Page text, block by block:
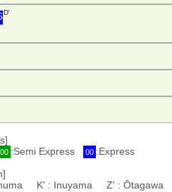
D'
00 :Semi Express 00 :Express
K' : Inuyama Z' :